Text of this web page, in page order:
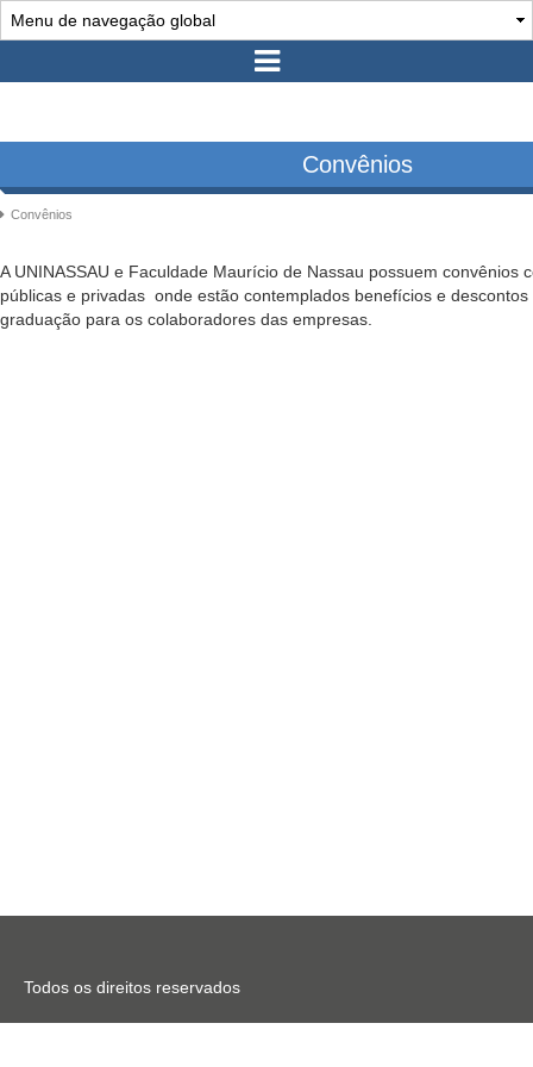
Convênios
Convênios
A UNINASSAU e Faculdade Maurício de Nassau possuem convênios
públicas e privadas onde estão contemplados benefícios e
graduação para os colaboradores das empresas.
Todos os direitos reservados